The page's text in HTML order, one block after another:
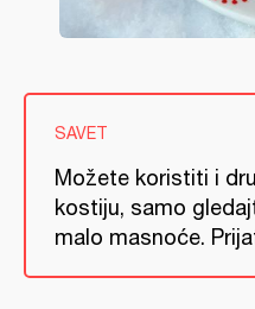
SAVET
Možete koristiti i
kostiju, samo
malo masnoće.